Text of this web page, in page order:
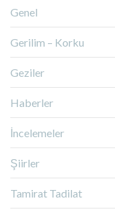
Genel
Gerilim – Korku
Geziler
Haberler
İncelemeler
Şiirler
Tamirat Tadilat